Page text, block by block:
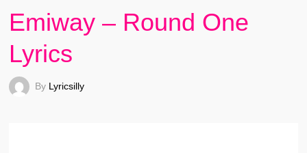
Emiway – Round One
Lyrics
By Lyricsilly